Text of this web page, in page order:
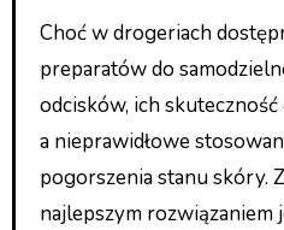
Choć w drogeriach
preparatów do
odcisków, ich
a nieprawidłowe
pogorszenia stanu skóry.
najlepszym rozwiązaniem